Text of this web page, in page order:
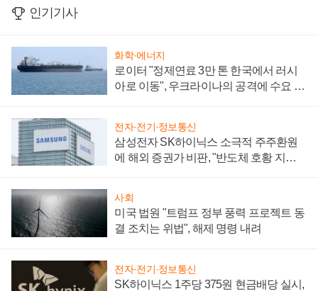
인기기사
화학·에너지
로이터 "정제연료 3만 톤 한국에서 러시
아로 이동", 우크라이나의 공격에 수요 늘
전자·전기·정보통신
삼성전자 SK하이닉스 소극적 주주환원
에 해외 증권가 비판, "반도체 호황 지속
사회
미국 법원 "트럼프 정부 풍력 프로젝트 동
결 조치는 위법", 해제 명령 내려
전자·전기·정보통신
SK하이닉스 1주당 375원 현금배당 실시,